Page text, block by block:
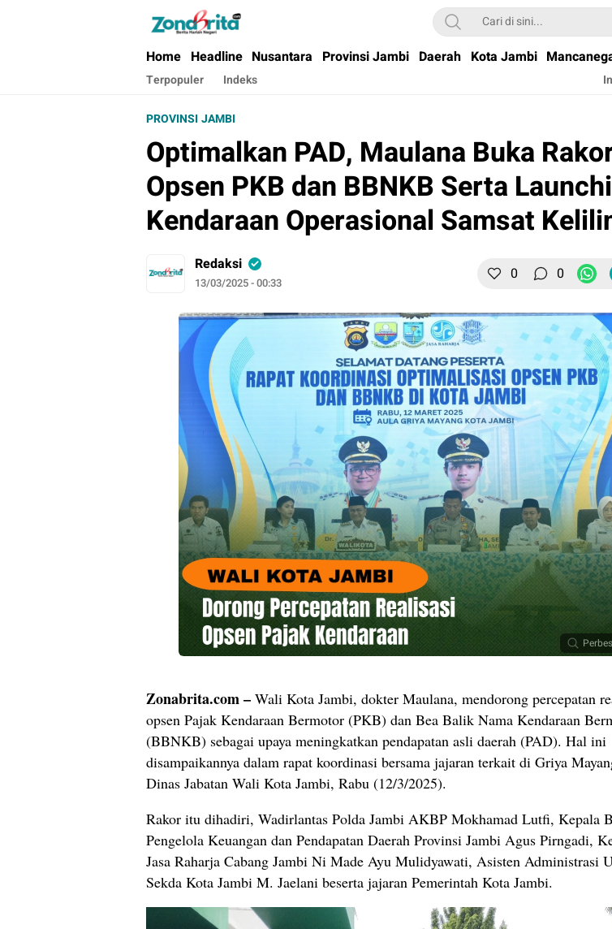
Berita Harian Negeri
Home Headline Nusantara Provinsi Jambi Daerah Kota Jambi
Terpopuler Indeks
PROVINSI JAMBI
Optimalkan PAD, Maulana Buka
Opsen PKB dan BBNKB Serta
Kendaraan Operasional Samsat
Redaksi
13/03/2025 - 00:33 0 0
Zonabrita.com – Wali Kota Jambi, dokter Maulana, mendorong percepatan
opsen Pajak Kendaraan Bermotor (PKB) dan Bea Balik Nama Kendaraan
(BBNKB) sebagai upaya meningkatkan pendapatan asli daerah (PAD). Hal ini
disampaikannya dalam rapat koordinasi bersama jajaran terkait di Griya
Dinas Jabatan Wali Kota Jambi, Rabu (12/3/2025).
Rakor itu dihadiri, Wadirlantas Polda Jambi AKBP Mokhamad Lutfi, Kepala
Pengelola Keuangan dan Pendapatan Daerah Provinsi Jambi Agus Pirngadi,
Jasa Raharja Cabang Jambi Ni Made Ayu Mulidyawati, Asisten Administrasi
Sekda Kota Jambi M. Jaelani beserta jajaran Pemerintah Kota Jambi.